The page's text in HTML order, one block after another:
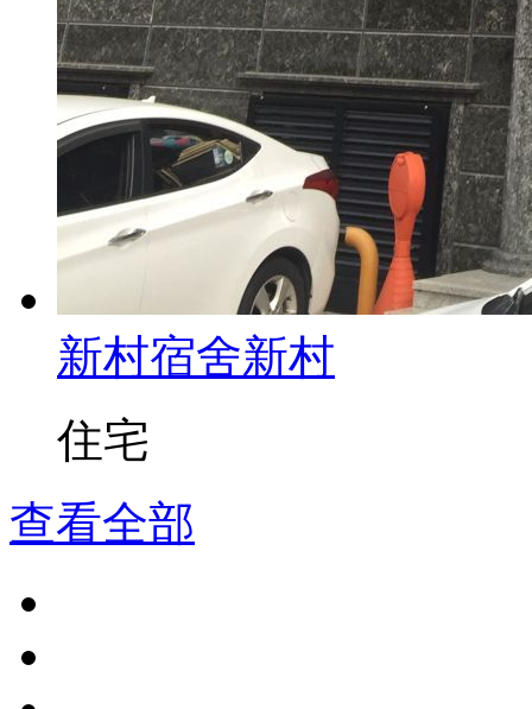
新村宿舍新村
住宅
查看全部